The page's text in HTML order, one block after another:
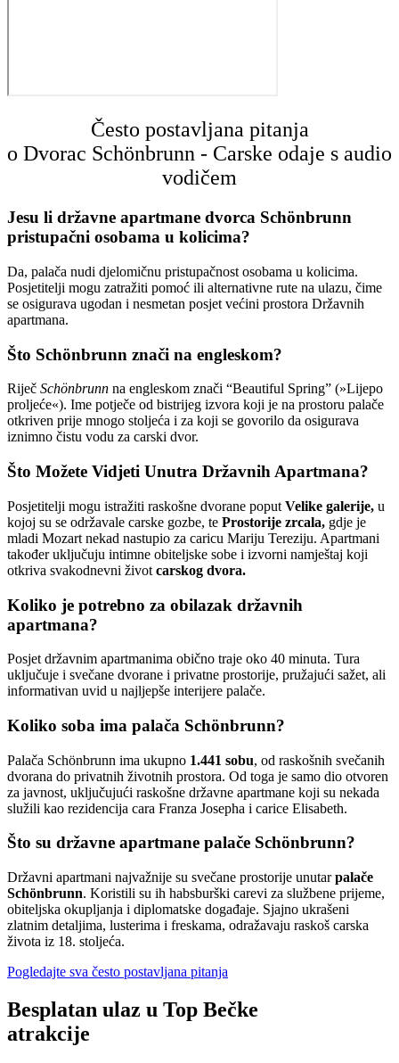
Često postavljana pitanja
o Dvorac Schönbrunn - Carske odaje s audio
vodičem
Jesu li državne apartmane dvorca Schönbrunn
pristupačni osobama u kolicima?
Da, palača nudi djelomičnu pristupačnost osobama u kolicima.
Posjetitelji mogu zatražiti pomoć ili alternativne rute na ulazu, čime
se osigurava ugodan i nesmetan posjet većini prostora Državnih
apartmana.
Što Schönbrunn znači na engleskom?
Riječ Schönbrunn na engleskom znači “Beautiful Spring” (»Lijepo
proljeće«). Ime potječe od bistrijeg izvora koji je na prostoru palače
otkriven prije mnogo stoljeća i za koji se govorilo da osigurava
iznimno čistu vodu za carski dvor.
Što Možete Vidjeti Unutra Državnih Apartmana?
Posjetitelji mogu istražiti raskošne dvorane poput Velike galerije, u
kojoj su se održavale carske gozbe, te Prostorije zrcala, gdje je
mladi Mozart nekad nastupio za caricu Mariju Tereziju. Apartmani
također uključuju intimne obiteljske sobe i izvorni namještaj koji
otkriva svakodnevni život carskog dvora.
Koliko je potrebno za obilazak državnih
apartmana?
Posjet državnim apartmanima obično traje oko 40 minuta. Tura
uključuje i svečane dvorane i privatne prostorije, pružajući sažet, ali
informativan uvid u najljepše interijere palače.
Koliko soba ima palača Schönbrunn?
Palača Schönbrunn ima ukupno 1.441 sobu, od raskošnih svečanih
dvorana do privatnih životnih prostora. Od toga je samo dio otvoren
za javnost, uključujući raskošne državne apartmane koji su nekada
služili kao rezidencija cara Franza Josepha i carice Elisabeth.
Što su državne apartmane palače Schönbrunn?
Državni apartmani najvažnije su svečane prostorije unutarpalače
Schönbrunn. Koristili su ih habsburški carevi za službene prijeme,
obiteljska okupljanja i diplomatske događaje. Sjajno ukrašeni
zlatnim detaljima, lusterima i freskama, odražavaju raskoš carska
života iz 18. stoljeća.
Pogledajte sva često postavljana pitanja
Besplatan ulaz u Top Bečke
atrakcije